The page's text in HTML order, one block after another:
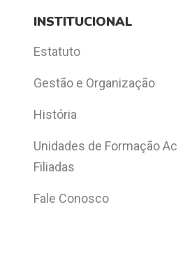
INSTITUCIONAL
Estatuto
Gestão e Organização
História
Unidades de Formação
Filiadas
Fale Conosco